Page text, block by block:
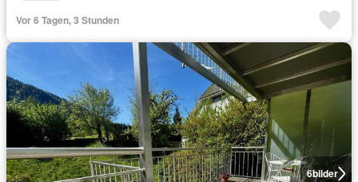
Vor 6 Tagen, 3 Stunden
6bilder